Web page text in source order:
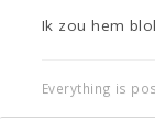
Ik zou hem
Everything is